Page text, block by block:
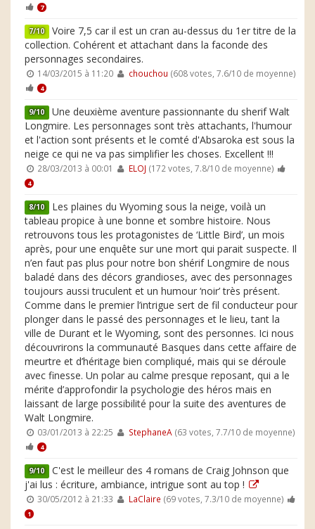
7
7/10 Voire 7,5 car il est un cran au-dessus du 1er titre de la
collection. Cohérent et attachant dans la faconde des
personnages secondaires.
14/03/2015 à 11:20 chouchou (608 votes, 7.6/10 de moyenne)
4
9/10 Une deuxième aventure passionnante du sherif Walt
Longmire. Les personnages sont très attachants, l'humour
et l'action sont présents et le comté d'Absaroka est sous la
neige ce qui ne va pas simplifier les choses. Excellent !!!
28/03/2013 à 00:01 ELOJ (172 votes, 7.8/10 de moyenne)
4
8/10 Les plaines du Wyoming sous la neige, voilà un
tableau propice à une bonne et sombre histoire. Nous
retrouvons tous les protagonistes de ‘Little Bird’, un mois
après, pour une enquête sur une mort qui parait suspecte. Il
n’en faut pas plus pour notre bon shérif Longmire de nous
baladé dans des décors grandioses, avec des personnages
toujours aussi truculent et un humour ‘noir’ très présent.
Comme dans le premier l’intrigue sert de fil conducteur pour
plonger dans le passé des personnages et le lieu, tant la
ville de Durant et le Wyoming, sont des personnes. Ici nous
découvrirons la communauté Basques dans cette affaire de
meurtre et d’héritage bien compliqué, mais qui se déroule
avec finesse. Un polar au calme presque reposant, qui a le
mérite d’approfondir la psychologie des héros mais en
laissant de large possibilité pour la suite des aventures de
Walt Longmire.
03/01/2013 à 22:25 StephaneA (63 votes, 7.7/10 de moyenne)
4
9/10 C'est le meilleur des 4 romans de Craig Johnson que
j'ai lus : écriture, ambiance, intrigue sont au top !
30/05/2012 à 21:33 LaClaire (69 votes, 7.3/10 de moyenne)
1